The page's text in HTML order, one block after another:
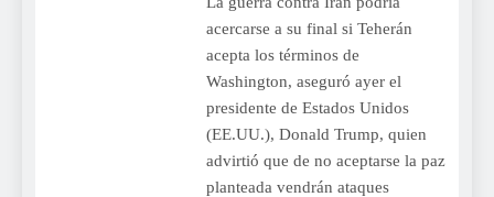
acercarse a su final si Teherán
acepta los términos de
Washington, aseguró ayer el
presidente de Estados Unidos
(EE.UU.), Donald Trump, quien
advirtió que de no aceptarse la paz
planteada vendrán ataques